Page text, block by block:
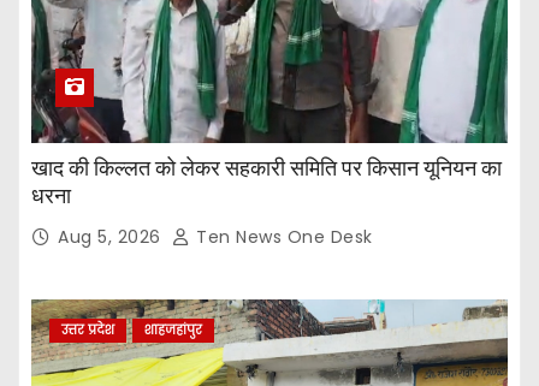
खाद की किल्लत को लेकर सहकारी समिति पर किसान यूनियन का
धरना
Aug 5, 2026 Ten News One Desk
उत्तर प्रदेश शाहजहांपुर